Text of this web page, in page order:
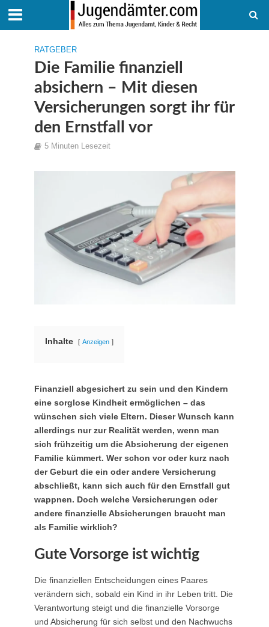
RATGEBER
Die Familie finanziell
absichern – Mit diesen
Versicherungen sorgt ihr für
den Ernstfall vor
5 Minuten Lesezeit
Inhalte Anzeigen
Finanziell abgesichert zu sein und den Kindern
eine sorglose Kindheit ermöglichen – das
wünschen sich viele Eltern. Dieser Wunsch kann
allerdings nur zur Realität werden, wenn man
sich frühzeitig um die Absicherung der eigenen
Familie kümmert. Wer schon vor oder kurz nach
der Geburt die ein oder andere Versicherung
abschließt, kann sich auch für den Ernstfall gut
wappnen. Doch welche Versicherungen oder
andere finanzielle Absicherungen braucht man
als Familie wirklich?
Gute Vorsorge ist wichtig
Die finanziellen Entscheidungen eines Paares
verändern sich, sobald ein Kind in ihr Leben tritt. Die
Verantwortung steigt und die finanzielle Vorsorge
und Absicherung für sich selbst und den Nachwuchs